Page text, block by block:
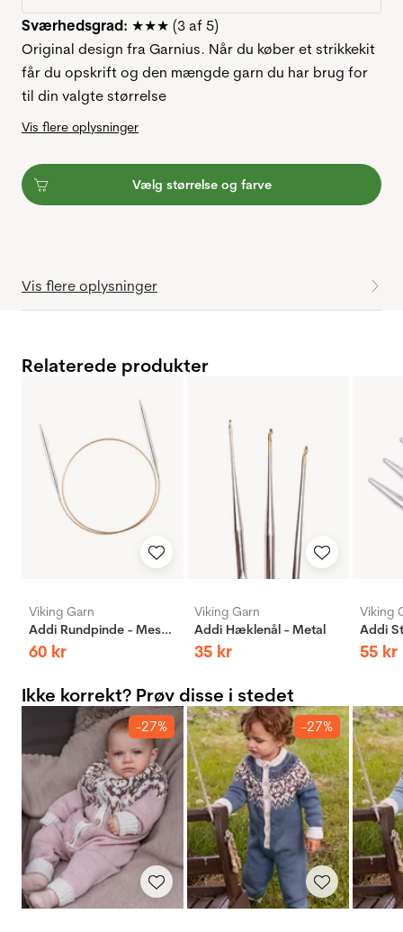
Sværhedsgrad: ★★★ (3 af 5)
Original design fra Garnius. Når du køber et strikkekit
får du opskrift og den mængde garn du har brug for
til din valgte størrelse
Vis flere oplysninger
Vælg størrelse og farve
Vis flere oplysninger
Relaterede produkter
Viking Garn
Addi Rundpinde - Messing
60 kr
Viking Garn
Addi Hæklenål - Metal
35 kr
Viking
55 kr
Ikke korrekt? Prøv disse i stedet
-27% -27%